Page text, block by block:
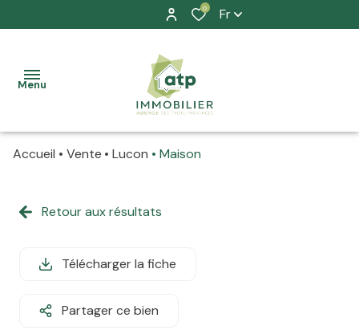
0 Fr
Menu
nos
à la
location
allure
Accueil Vente Lucon Maison
Retour aux résultats
Télécharger la fiche
Partager ce bien